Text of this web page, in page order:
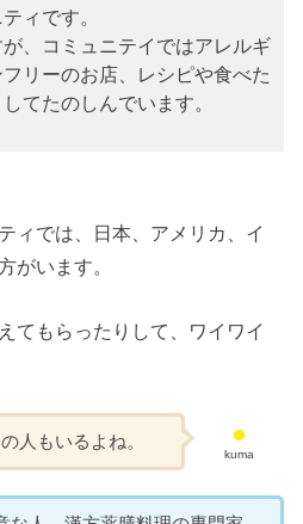
ィです。
、コミュニテイではアレルギ
リーのお店、レシピや食べた
てたのしんでいます。
ィでは、日本、アメリカ、イ
がいます。
てもらったりして、ワイワイ
kuma
人もいるよね。